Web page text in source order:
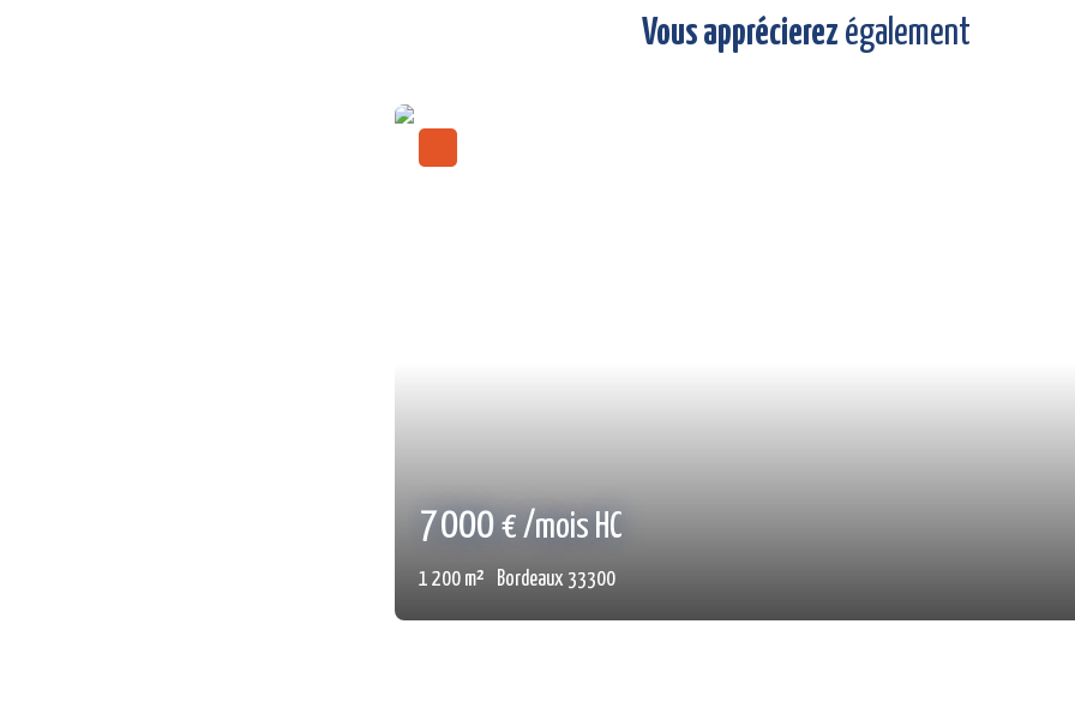
Vous apprécierez également
1 000€ /mois HT HC
88.69 m² Bordeaux 33200